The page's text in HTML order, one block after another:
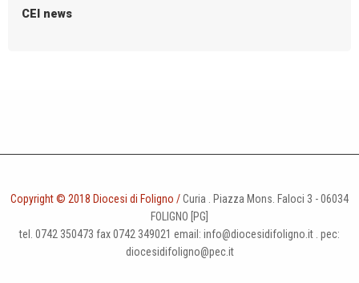
CEI news
Copyright © 2018 Diocesi di Foligno /Curia . Piazza Mons. Faloci 3 - 06034
FOLIGNO [PG]
tel. 0742 350473 fax 0742 349021 email: info@diocesidifoligno.it . pec:
diocesidifoligno@pec.it